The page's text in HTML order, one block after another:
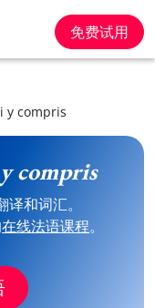
免费试用
y compris
compris
和词汇。
在线法语课程。